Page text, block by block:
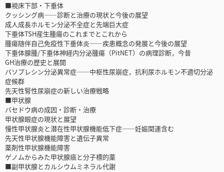
■視床下部・下垂体
クッシング病――診断と治療の現状と今後の展望
成人成長ホルモン分泌不全症と先端巨大症
下垂体TSH産生腫瘍のこれまでとこれから
腫瘍随伴自己免疫性下垂体炎――疾患概念の発展と今後の展望
下垂体腺腫/下垂体神経内分泌腫瘍（PitNET）の病理診断，今昔
GH治療の歴史と展開
バソプレシン分泌異常症――中枢性尿崩症，抗利尿ホルモン不適切分泌
症候群
先天性腎性尿崩症の新しい治療戦略
■甲状腺
バセドウ病の成因・診断・治療
甲状腺眼症の現状と展望
慢性甲状腺炎と潜在性甲状腺機能低下症――妊娠関連含む
先天性甲状腺機能障害と遺伝子異常
薬剤性甲状腺機能障害
ゲノムからみた甲状腺癌と分子標的薬
■副甲状腺とカルシウムミネラル代謝